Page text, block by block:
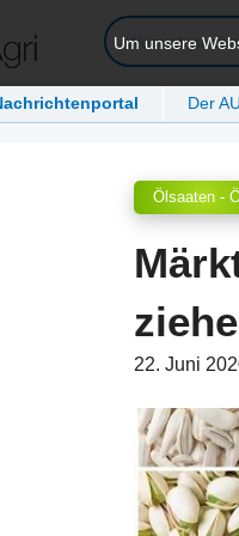
Der
Um unsere
Ölsaaten -
22. Juni